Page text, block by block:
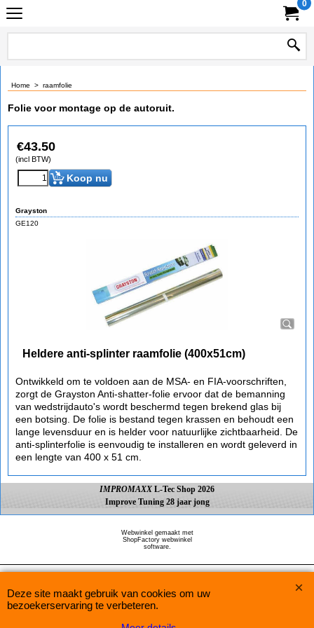
0
Home > raamfolie
Folie voor montage op de autoruit.
€43.50
(incl BTW)
Koop nu
Grayston
GE120
Heldere anti-splinter raamfolie (400x51cm)
Ontwikkeld om te voldoen aan de MSA- en FIA-voorschriften,
zorgt de Grayston Anti-shatter-folie ervoor dat de bemanning
van wedstrijdauto's wordt beschermd tegen brekend glas bij
een botsing. De folie is bestand tegen krassen en behoudt een
lange levensduur en is helder voor natuurlijke zichtbaarheid. De
anti-splinterfolie is eenvoudig te installeren en wordt geleverd in
een lengte van 400 x 51 cm.
IMPROMAXX L-Tec Shop 2026
Improve Tuning 28 jaar jong
Webwinkel gemaakt met
ShopFactory webwinkel
software.
Deze site maakt gebruik van cookies om uw
bezoekerservaring te verbeteren.